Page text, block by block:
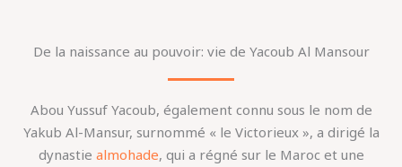
De la naissance au pouvoir: vie de Yacoub Al Mansour
Abou Yussuf Yacoub, également connu sous le nom de
Yakub Al-Mansur, surnommé « le Victorieux », a dirigé la
dynastie almohade, qui a régné sur le Maroc et une